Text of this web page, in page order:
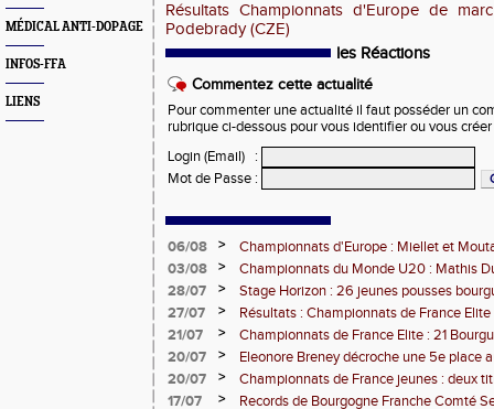
MÉDICAL ANTI-DOPAGE
INFOS-FFA
LIENS
Résultats Championnats d'Europe de
Podebrady (CZE)
les Réactions
Commentez cette actualité
Pour commenter une actualité il faut posséder un
rubrique ci-dessous pour vous identifier ou vous
Login (Email)
:
Mot de Passe :
06/08 >
Championnats d'Europe : Miellet et
03/08
>
Championnats du Monde U20 : Mathis
3000m steeple
28/07 >
Stage Horizon : 26 jeunes pousses
comtoises retenues
27/07 >
Résultats : Championnats de France
21/07
>
Championnats de France Elite : 21
l'assaut d'Albi
20/07 >
Eleonore Breney décroche une 5e place
d'Europe U18
20/07 >
Championnats de France jeunes : deux
de médailles pour la BFC
17/07 >
Records de Bourgogne Franche Comté